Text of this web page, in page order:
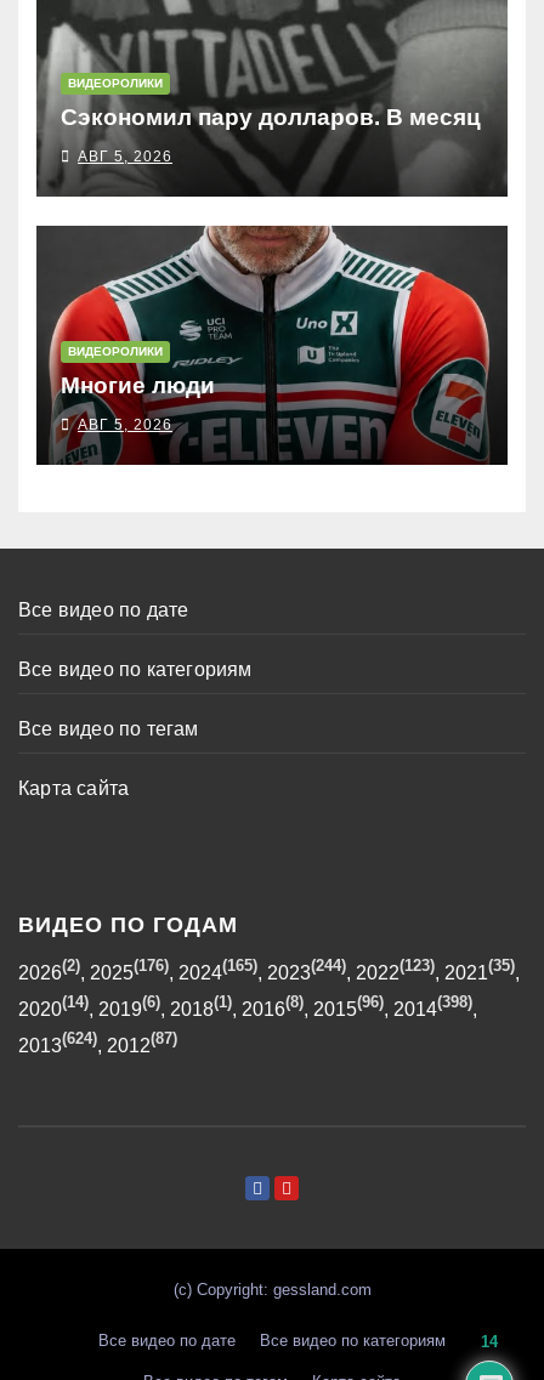
ВИДЕОРОЛИКИ
Сэкономил пару долларов. В месяц
АВГ 5, 2026
ВИДЕОРОЛИКИ
Многие люди
АВГ 5, 2026
Все видео по дате
Все видео по категориям
Все видео по тегам
Карта сайта
ВИДЕО ПО ГОДАМ
2026(2), 2025(176), 2024(165), 2023(244), 2022(123), 2021(35),
2020(14), 2019(6), 2018(1), 2016(8), 2015(96), 2014(398),
2013(624), 2012(87)
(с) Copyright: gessland.com
Все видео по дате Все видео по категориям 14